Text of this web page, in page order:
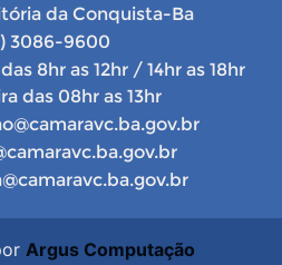
da Conquista-Ba
3086-9600
8hr as 12hr / 14hr as 18hr
das 08hr as 13hr
Argus Computação